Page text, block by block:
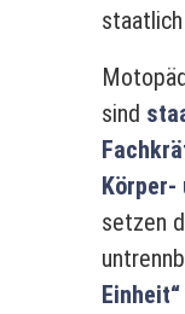
sind
Körper-
setzen
Einheit“